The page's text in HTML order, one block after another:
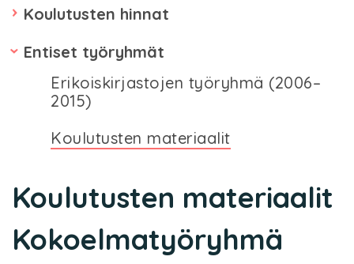
Koulutusten hinnat
Entiset työryhmät
Erikoiskirjastojen työryhmä (2006–
2015)
Koulutusten materiaalit
Koulutusten materiaalit
Kokoelmatyöryhmä